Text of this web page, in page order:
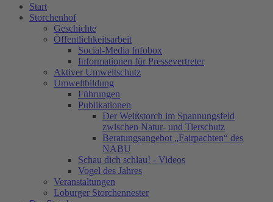
Start
Storchenhof
Geschichte
Öffentlichkeitsarbeit
Social-Media Infobox
Informationen für Pressevertreter
Aktiver Umweltschutz
Umweltbildung
Führungen
Publikationen
Der Weißstorch im Spannungsfeld
zwischen Natur- und Tierschutz
Beratungsangebot „Fairpachten“ des
NABU
Schau dich schlau! - Videos
Vogel des Jahres
Veranstaltungen
Loburger Storchennester